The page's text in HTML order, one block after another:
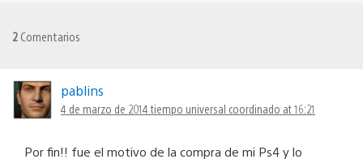
2 Comentarios
pablins
4 de marzo de 2014 tiempo universal coordinado at 16:21
Por fin!! fue el motivo de la compra de mi Ps4 y lo